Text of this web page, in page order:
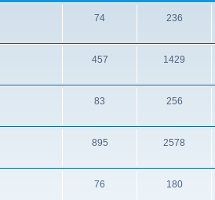
74 236
457 1429
83 256
895 2578
76 180